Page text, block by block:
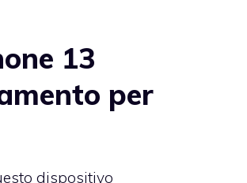
13
per
dispositivo